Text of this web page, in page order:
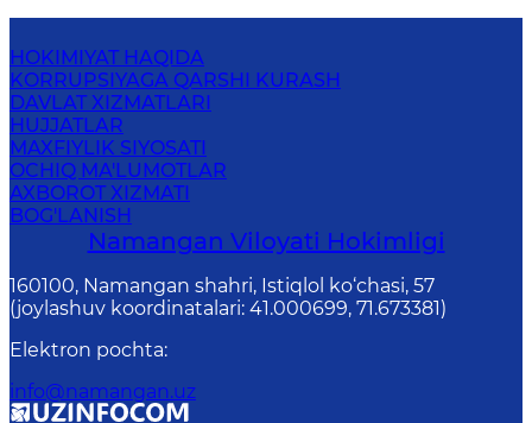
HOKIMIYAT HAQIDA
KORRUPSIYAGA QARSHI KURASH
DAVLAT XIZMATLARI
HUJJATLAR
MAXFIYLIK SIYOSATI
OCHIQ MA'LUMOTLAR
AXBOROT XIZMATI
BOG'LANISH
Namangan Vilоyati Hоkimligi
160100, Nаmаngаn shаhri, Istiqlol ko‘chаsi, 57
(joylashuv koordinatalari: 41.000699, 71.673381)
Elektron pochta:
info@namangan.uz